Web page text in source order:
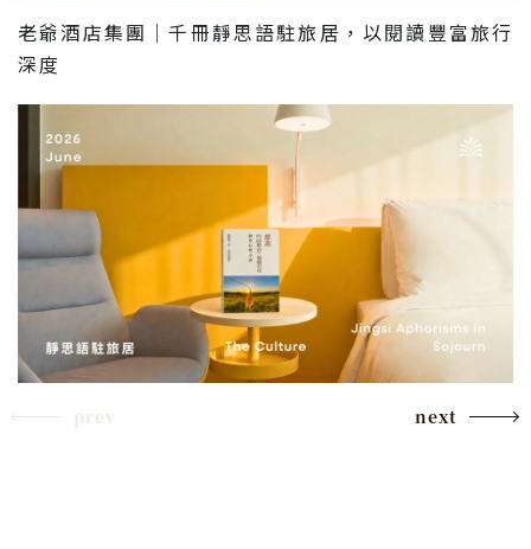
老爺酒店集團｜千冊靜思語駐旅居，以閱讀豐富旅行
深度
prev next